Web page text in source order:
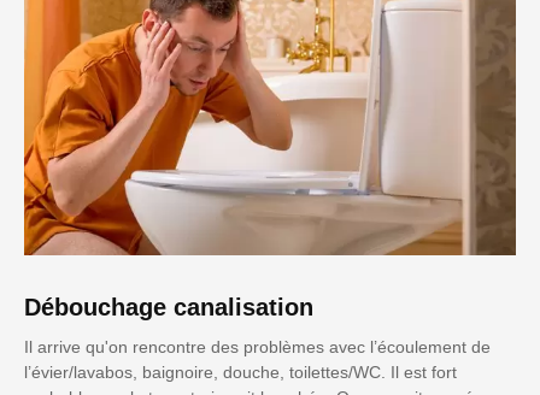
Débouchage canalisation
Il arrive qu'on rencontre des problèmes avec l’écoulement de
l’évier/lavabos, baignoire, douche, toilettes/WC. Il est fort